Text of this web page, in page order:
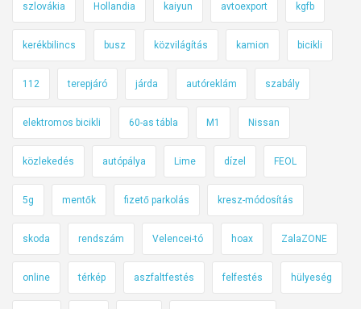
szlovákia Hollandia kaiyun avtoexport kgfb
kerékbilincs busz közvilágítás kamion bicikli
112 terepjáró járda autóreklám szabály
elektromos bicikli 60-as tábla M1 Nissan
közlekedés autópálya Lime dízel FEOL
5g mentők fizető parkolás kresz-módosítás
skoda rendszám Velencei-tó hoax ZalaZONE
online térkép aszfaltfestés felfestés hülyeség